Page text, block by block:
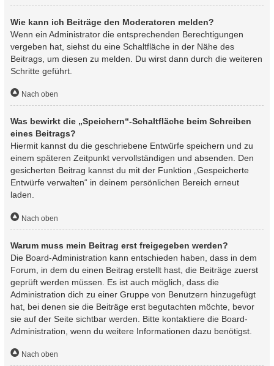
Wie kann ich Beiträge den Moderatoren melden?
Wenn ein Administrator die entsprechenden Berechtigungen
vergeben hat, siehst du eine Schaltfläche in der Nähe des
Beitrags, um diesen zu melden. Du wirst dann durch die weiteren
Schritte geführt.
Nach oben
Was bewirkt die „Speichern“-Schaltfläche beim Schreiben
eines Beitrags?
Hiermit kannst du die geschriebene Entwürfe speichern und zu
einem späteren Zeitpunkt vervollständigen und absenden. Den
gesicherten Beitrag kannst du mit der Funktion „Gespeicherte
Entwürfe verwalten“ in deinem persönlichen Bereich erneut
laden.
Nach oben
Warum muss mein Beitrag erst freigegeben werden?
Die Board-Administration kann entschieden haben, dass in dem
Forum, in dem du einen Beitrag erstellt hast, die Beiträge zuerst
geprüft werden müssen. Es ist auch möglich, dass die
Administration dich zu einer Gruppe von Benutzern hinzugefügt
hat, bei denen sie die Beiträge erst begutachten möchte, bevor
sie auf der Seite sichtbar werden. Bitte kontaktiere die Board-
Administration, wenn du weitere Informationen dazu benötigst.
Nach oben